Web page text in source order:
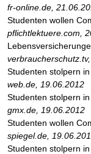
fr-online.de,
Studenten wollen
pflichtlektuere.com,
Studenten stolpern
web.de, 19.06.2012
Studenten stolpern
gmx.de, 19.06.2012
Studenten wollen
spiegel.de,
Studenten stolpern